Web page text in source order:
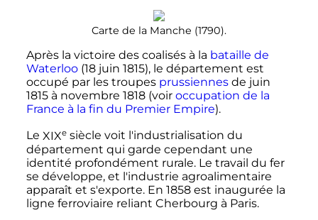
Carte de la Manche (1790).
Après la victoire des coalisés à la bataille de
Waterloo(18 juin 1815), le département est
occupé par les troupes prussiennesde juin
1815à novembre 1818(voir occupation de la
France à la fin du Premier Empire).
Le XIXe siècle voit l'industrialisation du
département qui garde cependant une
identité profondément rurale. Le travail du fer
se développe, et l'industrie agroalimentaire
apparaît et s'exporte. En 1858 est inaugurée la
ligne ferroviaire reliant Cherbourg à Paris.